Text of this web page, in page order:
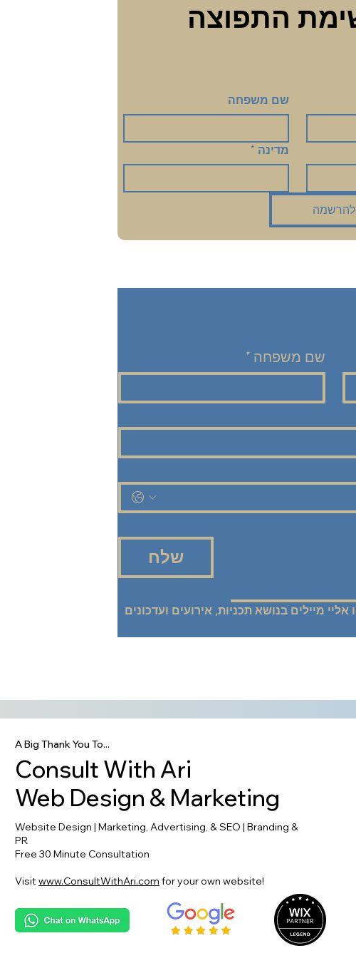
שם משפחה
מדינה *
להרשמה
שם משפחה *
שלח
A Big Thank You To...
Consult With Ari
Web Design & Marketing
Website Design | Marketing, Advertising, & SEO | Branding &
PR
Free 30 Minute Consultation
Visit www.ConsultWithAri.com for your own website!